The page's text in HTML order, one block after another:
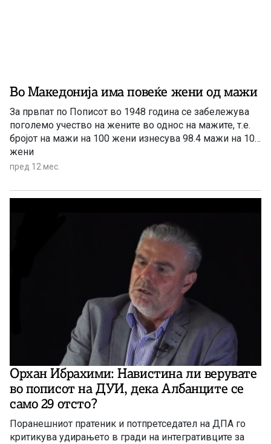
Во Македонија има повеќе жени од мажи
За првпат по Пописот во 1948 година се забележува
поголемо учество на жените во однос на мажите, т.е.
бројот на мажи на 100 жени изнесува 98.4 мажи на 100
жени
пред 12 мес.
Орхан Ибрахими: Навистина ли верувате
во пописот на ДУИ, дека Албанците се
само 29 отсто?
Поранешниот пратеник и потпретседател на ДПА го
критикува удирањето в гради на интегративците за